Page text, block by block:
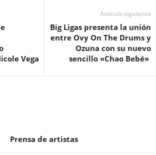
Vega
Artículo siguiente
Big Ligas presenta la unión
entre Ovy On The Drums y
Ozuna con su nuevo
sencillo «Chao Bebé»
Prensa de artistas